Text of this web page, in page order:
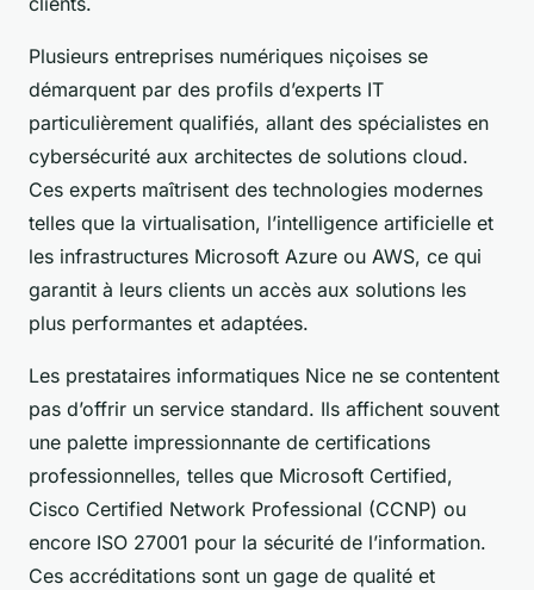
Plusieurs entreprises numériques niçoises se
démarquent par des profils d’experts IT
particulièrement qualifiés, allant des spécialistes en
cybersécurité aux architectes de solutions cloud.
Ces experts maîtrisent des technologies modernes
telles que la virtualisation, l’intelligence artificielle et
les infrastructures Microsoft Azure ou AWS, ce qui
garantit à leurs clients un accès aux solutions les
plus performantes et adaptées.
Les prestataires informatiques Nice ne se contentent
pas d’offrir un service standard. Ils affichent souvent
une palette impressionnante de certifications
professionnelles, telles que Microsoft Certified,
Cisco Certified Network Professional (CCNP) ou
encore ISO 27001 pour la sécurité de l’information.
Ces accréditations sont un gage de qualité et